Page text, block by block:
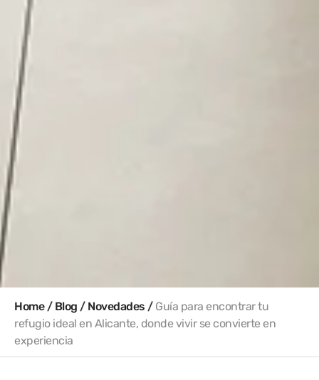
Home/ Blog / Novedades / Guía para encontrar tu
refugio ideal en Alicante, donde vivir se convierte en
experiencia